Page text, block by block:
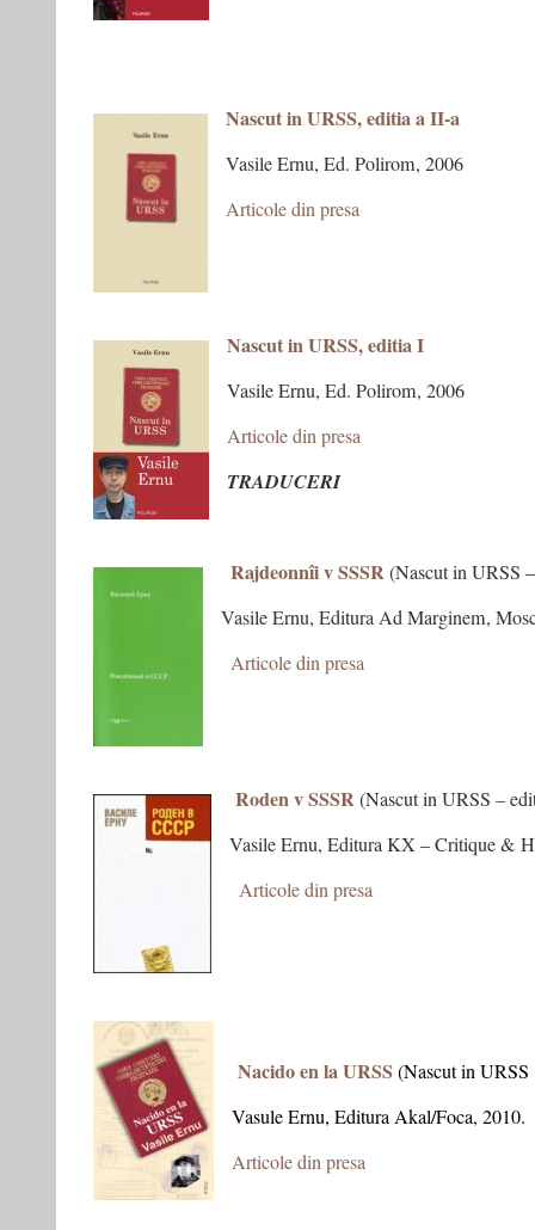
Nascut in URSS, editia a II-a
Vasile Ernu, Ed. Polirom, 2006
Articole din presa
Nascut in URSS, editia I
Vasile Ernu, Ed. Polirom, 2006
Articole din presa
TRADUCERI
Rajdeonnîi v SSSR(Nascut in URSS
Vasile Ernu, Editura Ad Marginem,
Articole din presa
Roden v SSSR(Nascut in URSS –
Vasile Ernu, Editura KX – Critique &
Articole din presa
Nacido en la URSS (Nascut in
Vasule Ernu, Editura Akal/Foca, 2010.
Articole din presa